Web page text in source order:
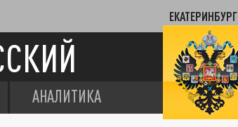
ЕКАТЕРИНБУРГ
АНАЛИТИКА